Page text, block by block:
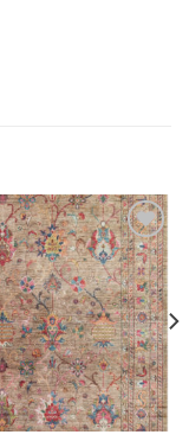
Add to
wishlist